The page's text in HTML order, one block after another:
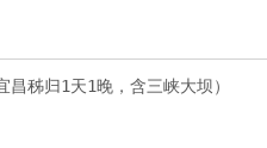
秭归1天1晚，含三峡大坝）